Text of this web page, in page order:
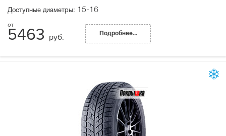
Доступные диаметры: 15-16
5463 руб. Подробнее...